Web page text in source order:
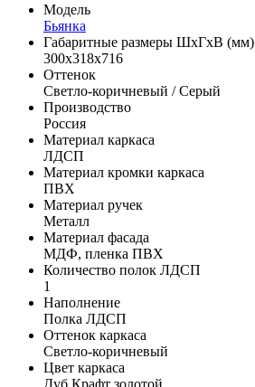
Модель
Бьянка
Габаритные размеры ШхГхВ (мм)
300х318х716
Оттенок
Светло-коричневый / Серый
Производство
Россия
Материал каркаса
ЛДСП
Материал кромки каркаса
ПВХ
Материал ручек
Металл
Материал фасада
МДФ, пленка ПВХ
Количество полок ЛДСП
1
Наполнение
Полка ЛДСП
Оттенок каркаса
Светло-коричневый
Цвет каркаса
Дуб Крафт золотой